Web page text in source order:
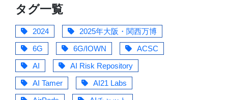
タグ一覧
2024
2025年大阪・関西万博
6G
6G/IOWN
ACSC
AI
AI Risk Repository
AI Tamer
AI21 Labs